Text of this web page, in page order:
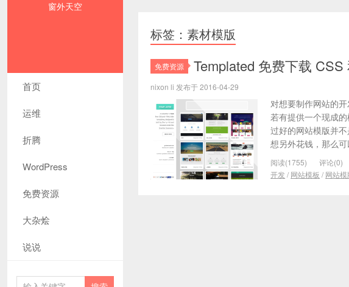
窗外天空
首页
运维
折腾
WordPress
免费资源
大杂烩
说说
标签：素材模版
免费资源 Templated 免费下载
nixon li 发布于 2016-04-29
对想要制作网站的
若有提供一个现成
过好的网站模版并
想另外花钱，那么
阅读(1755) 评论(0)
开发/ 网站模板 / 网站模